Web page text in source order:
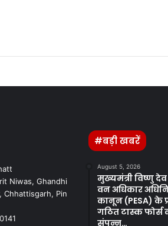
Niwas, Ghandhi
Chhattisgarh, Pin
#बड़ी खबरें
August 5, 2026
मुख्यमंत्री विष्णु
वन अधिकार
कानून (PESA) के
गठित टास्क
संपन्न…